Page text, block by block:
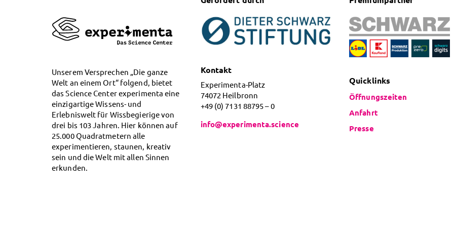
Unserem Versprechen „Die ganze
Welt an einem Ort“ folgend, bietet
das Science Center experimenta eine
einzigartige Wissens- und
Erlebniswelt für Wissbegierige von
drei bis 103 Jahren. Hier können auf
25.000 Quadratmetern alle
experimentieren, staunen, kreativ
sein und die Welt mit allen Sinnen
erkunden.
Kontakt
Experimenta-Platz
74072 Heilbronn
+49 (0) 7131 88795 – 0
info@experimenta.science
Quicklinks
Öffnungszeiten
Anfahrt
Presse